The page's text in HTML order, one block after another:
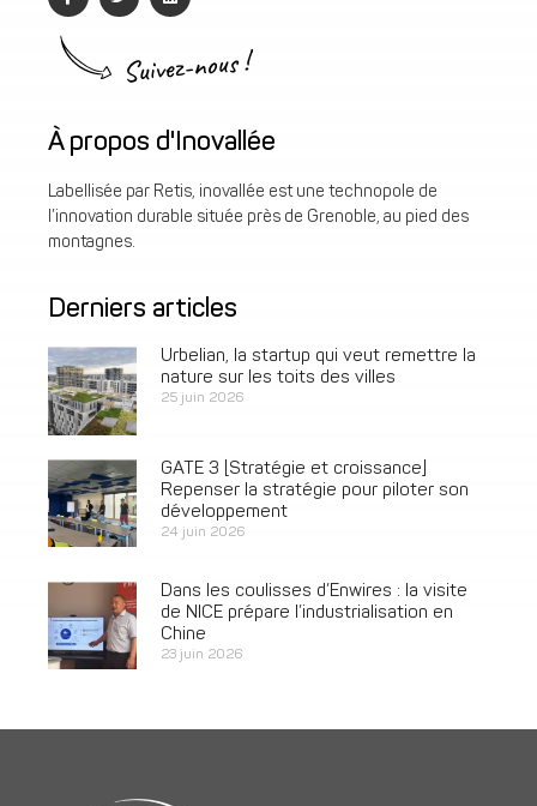
Suivez-nous !
À propos d'Inovallée
Labellisée par Retis, inovallée est une technopole de
l’innovation durable située près de Grenoble, au pied des
montagnes.
Derniers articles
Urbelian, la startup qui veut remettre la
nature sur les toits des villes
25 juin 2026
GATE 3 [Stratégie et croissance]
Repenser la stratégie pour piloter son
développement
24 juin 2026
Dans les coulisses d’Enwires : la visite
de NICE prépare l’industrialisation en
Chine
23 juin 2026